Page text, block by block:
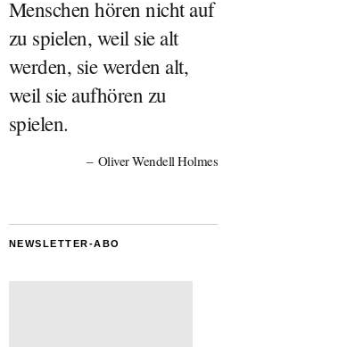
Menschen hören nicht auf
zu spielen, weil sie alt
werden, sie werden alt,
weil sie aufhören zu
spielen.
Oliver Wendell Holmes
NEWSLETTER-ABO